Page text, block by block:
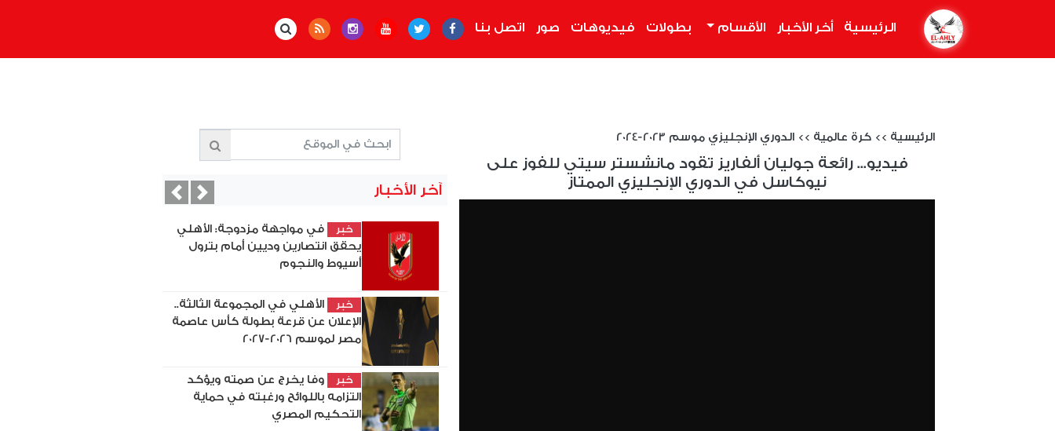
الرئيسية أخر الأخبار الأقسام بطولات فيديوهات صور اتصل بنا
الرئيسية >> كرة عالمية >> الدوري الإنجليزي موسم 2023-2024
فيديو... رائعة جوليان ألفاريز تقود مانشستر سيتي للفوز على
نيوكاسل في الدوري الإنجليزي الممتاز
آخر الأخبار
خبر
في مواجهة مزدوجة: الأهلي
يحقق انتصارين وديين أمام بترول
أسيوط والنجوم
خبر
الأهلي في المجموعة الثالثة..
الإعلان عن قرعة بطولة كأس عاصمة
مصر لموسم 2026-2027
خبر
وفا يخرج عن صمته ويؤكد
التزامه باللوائح ورغبته في حماية
التحكيم المصري
PreviousNext